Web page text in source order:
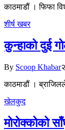
काठमाडौं । फिफा
शीर्ष खबर
कुन्हाको दुई
By Scoop Khabar
काठमाडौं ।
खेलकुद
मोरोक्कोको